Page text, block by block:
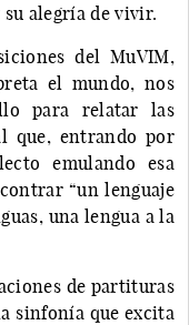
su alegría de vivir.
del MuVIM,
el mundo, nos
para relatar las
que, entrando por
emulando esa
“un lenguaje
una lengua a la
de partituras
sinfonía que excita